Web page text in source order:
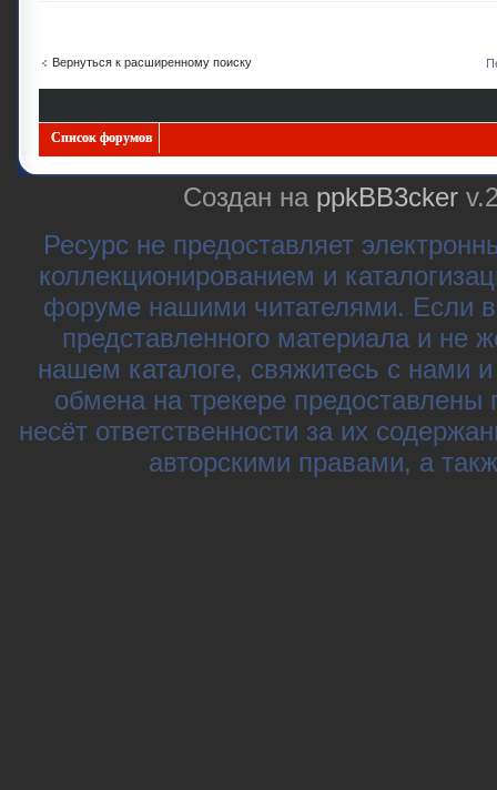
Вернуться к расширенному поиску
Список форумов
Создан на ppkBB3cker
Ресурс не предоставляет
коллекционированием и
форуме нашими читателями. Если
представленного материала и не
нашем каталоге, свяжитесь с нами
обмена на трекере
несёт ответственности за их
авторскими правами, а